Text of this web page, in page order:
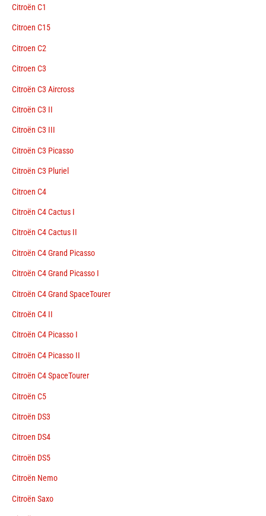
Citroën C1
Citroen C15
Citroen C2
Citroen C3
Citroën C3 Aircross
Citroën C3 II
Citroën C3 III
Citroën C3 Picasso
Citroën C3 Pluriel
Citroen C4
Citroën C4 Cactus I
Citroën C4 Cactus II
Citroën C4 Grand Picasso
Citroën C4 Grand Picasso I
Citroën C4 Grand SpaceTourer
Citroën C4 II
Citroën C4 Picasso I
Citroën C4 Picasso II
Citroën C4 SpaceTourer
Citroën C5
Citroën DS3
Citroen DS4
Citroën DS5
Citroën Nemo
Citroën Saxo